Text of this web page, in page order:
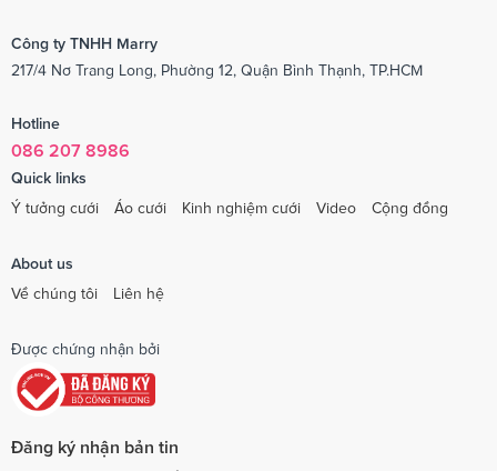
Công ty TNHH Marry
217/4 Nơ Trang Long, Phường 12, Quận Bình Thạnh, TP.HCM
Hotline
086 207 8986
Quick links
Ý tưởng cưới
Áo cưới Kinh nghiệm cưới Video Cộng đồng
About us
Về chúng tôi
Liên hệ
Được chứng nhận bởi
Đăng ký nhận bản tin